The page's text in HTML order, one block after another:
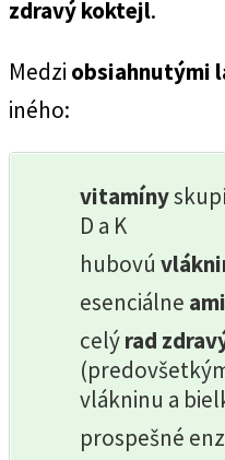
zdravý koktejl.
Medzi obsiahnutými
iného:
vitamíny
D a K
hubovú
esenciálne
celýrad
vlákninu a
prospešné